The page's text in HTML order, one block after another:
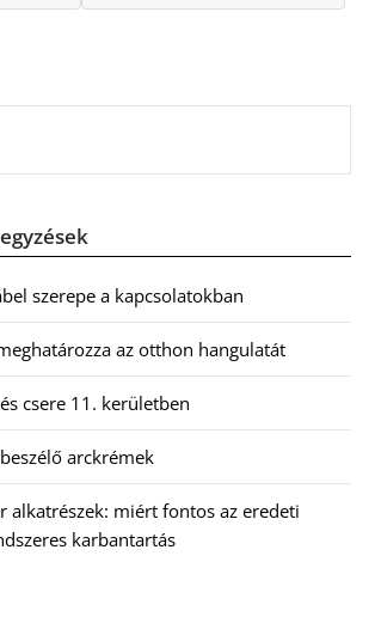
szerepe a kapcsolatokban
az otthon hangulatát
csere 11. kerületben
arckrémek
alkatrészek: miért fontos az eredeti
karbantartás